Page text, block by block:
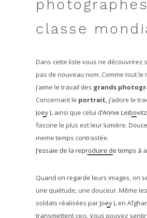
classe
Dans cette liste vous ne découvrirez
pas de nouveau nom. Comme tout le
j’aime le travail des grands
Concernant le portrait, j’adore le
Joey L ainsi que celui d’Annie Leibovitz
fascine le plus est leur lumière.
meme temps contrastée.
J’essaie de la reproduire de temps à
Quand on regarde leurs images, on
une quiétude, une douceur. Même
soldats réalisées parJoey L en
transmettent ceci. Vous pouvez